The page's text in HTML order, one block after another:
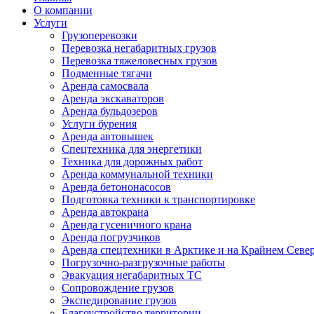
О компании
Услуги
Грузоперевозки
Перевозка негабаритных грузов
Перевозка тяжеловесных грузов
Подменные тягачи
Аренда самосвала
Аренда экскаваторов
Аренда бульдозеров
Услуги бурения
Аренда автовышек
Спецтехника для энергетики
Техника для дорожных работ
Аренда коммунальной техники
Аренда бетононасосов
Подготовка техники к транспортировке
Аренда автокрана
Аренда гусеничного крана
Аренда погрузчиков
Аренда спецтехники в Арктике и на Крайнем
Погрузочно-разгрузочные работы
Эвакуация негабаритных ТС
Сопровождение грузов
Экспедирование грузов